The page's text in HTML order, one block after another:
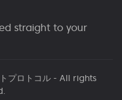
straight to your
プロトコル- All rights